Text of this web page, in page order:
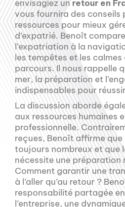
envisagiez un retour en
vous fournira des conseils
ressources pour mieux
d’expatrié. Benoît
l’expatriation à la
les tempêtes et les
parcours. Il nous rappelle
mer, la préparation et
indispensables pour
La discussion aborde
aux ressources humaines
professionnelle.
reçues, Benoît affirme
toujours nombreux et que
nécessite une préparation
Comment garantir une
à l’aller qu’au retour ?
responsabilité partagée
l’entreprise, une